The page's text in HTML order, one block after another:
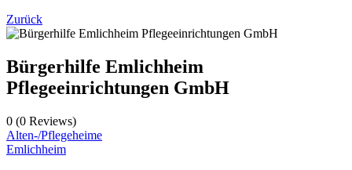
Zurück
Bürgerhilfe Emlichheim
Pflegeeinrichtungen GmbH
0 (0 Reviews)
Alten-/Pflegeheime
Emlichheim